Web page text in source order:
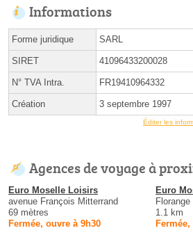
Informations
Forme juridique SARL
SIRET 41096433200028
N° TVA Intra. FR19410964332
Création 3 septembre 1997
Éditer les
Agences de voyage à
Euro Moselle Loisirs
avenue François Mitterrand
69 mètres
Fermée, ouvre à 9h30
Euro
Florange
1.1 km